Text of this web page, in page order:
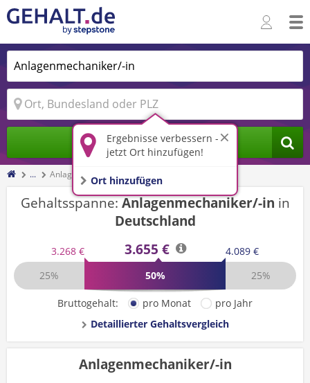
Ergebnisse verbessern -
jetzt Ort hinzufügen!
Ort hinzufügen
Jobs finden
... Anlagenmechaniker/-in
Gehaltsspanne:Anlagenmechaniker/-in in
Deutschland
3.268 € 3.655 €
4.089 €
25%
50% 25%
Bruttogehalt: pro Monat
pro Jahr
Detaillierter Gehaltsvergleich
Anlagenmechaniker/-in